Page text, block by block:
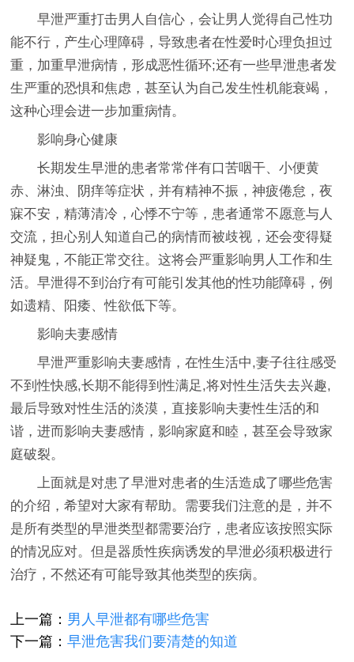
早泄严重打击男人自信心，会让男人觉得自己性功
能不行，产生心理障碍，导致患者在性爱时心理负担过
重，加重早泄病情，形成恶性循环;还有一些早泄患者发
生严重的恐惧和焦虑，甚至认为自己发生性机能衰竭，
这种心理会进一步加重病情。
影响身心健康
长期发生早泄的患者常常伴有口苦咽干、小便黄
赤、淋浊、阴痒等症状，并有精神不振，神疲倦怠，夜
寐不安，精薄清冷，心悸不宁等，患者通常不愿意与人
交流，担心别人知道自己的病情而被歧视，还会变得疑
神疑鬼，不能正常交往。这将会严重影响男人工作和生
活。早泄得不到治疗有可能引发其他的性功能障碍，例
如遗精、阳痿、性欲低下等。
影响夫妻感情
早泄严重影响夫妻感情，在性生活中,妻子往往感受
不到性快感,长期不能得到性满足,将对性生活失去兴趣,
最后导致对性生活的淡漠，直接影响夫妻性生活的和
谐，进而影响夫妻感情，影响家庭和睦，甚至会导致家
庭破裂。
上面就是对患了早泄对患者的生活造成了哪些危害
的介绍，希望对大家有帮助。需要我们注意的是，并不
是所有类型的早泄类型都需要治疗，患者应该按照实际
的情况应对。但是器质性疾病诱发的早泄必须积极进行
治疗，不然还有可能导致其他类型的疾病。
上一篇： 男人早泄都有哪些危害
下一篇：早泄危害我们要清楚的知道